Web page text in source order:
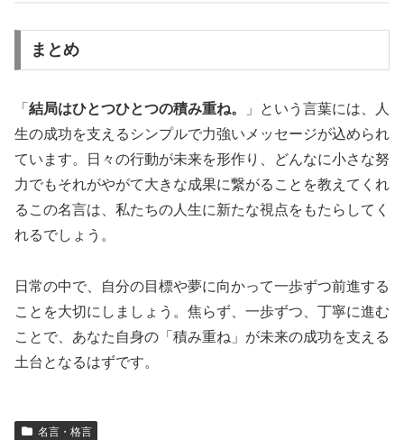
まとめ
「 結局はひとつひとつの積み重ね。
」という言葉には、人
生の成功を支えるシンプルで力強いメッセージが込められ
ています。日々の行動が未来を形作り、どんなに小さな努
力でもそれがやがて大きな成果に繋がることを教えてくれ
るこの名言は、私たちの人生に新たな視点をもたらしてく
れるでしょう。
日常の中で、自分の目標や夢に向かって一歩ずつ前進する
ことを大切にしましょう。焦らず、一歩ずつ、丁寧に進む
ことで、あなた自身の「積み重ね」が未来の成功を支える
土台となるはずです。
名言・格言